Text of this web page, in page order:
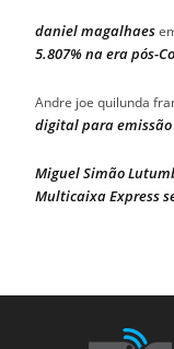
daniel magalhaes
5.807% na era pós-
Andre joe quilunda
digital para
Miguel Simão
Multicaixa Express